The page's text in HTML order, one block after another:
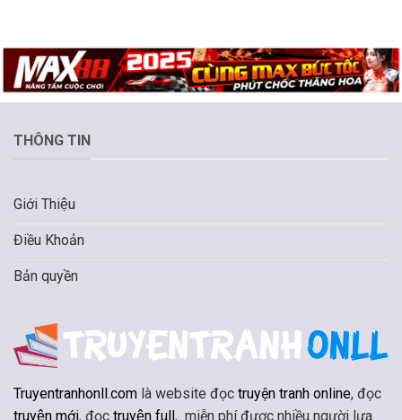
THÔNG TIN
Giới Thiệu
Điều Khoản
Bản quyền
Truyentranhonll.com là website đọc truyện tranh online, đọc
truyện mới, đọc truyện full , miễn phí được nhiều người lựa